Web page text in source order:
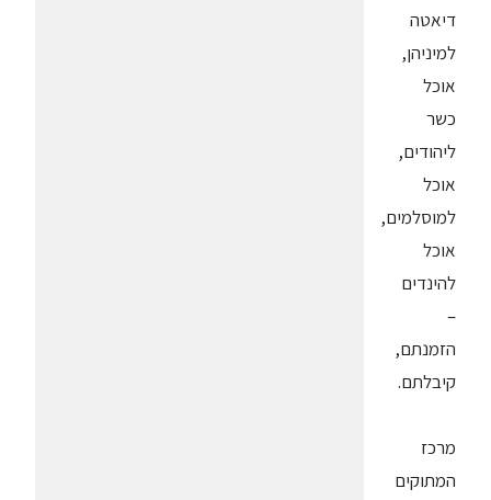
דיאטה
למיניהן,
אוכל
כשר
ליהודים,
אוכל
למוסלמים,
אוכל
להינדים
–
הזמנתם,
קיבלתם.
מרכז
המתוקים